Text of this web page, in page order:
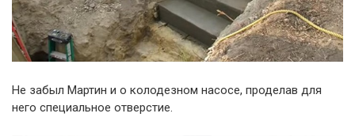
Не забыл Мартин и о колодезном насосе, проделав для
него специальное отверстие.